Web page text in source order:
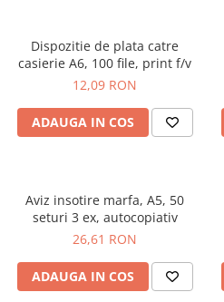
Dispozitie de plata catre
casierie A6, 100 file, print f/v
12,09 RON
ADAUGA IN COS
Aviz insotire marfa, A5, 50
seturi 3 ex, autocopiativ
26,61 RON
ADAUGA IN COS